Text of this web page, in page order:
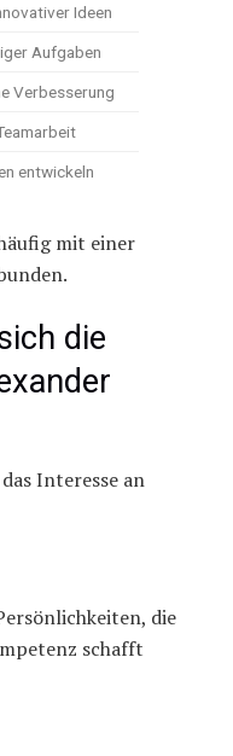
Ideen
Aufgaben
Verbesserung
entwickeln
mit einer
die
Interesse an
die
schafft